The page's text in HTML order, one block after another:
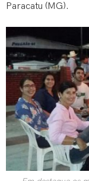
Paracatu (MG).